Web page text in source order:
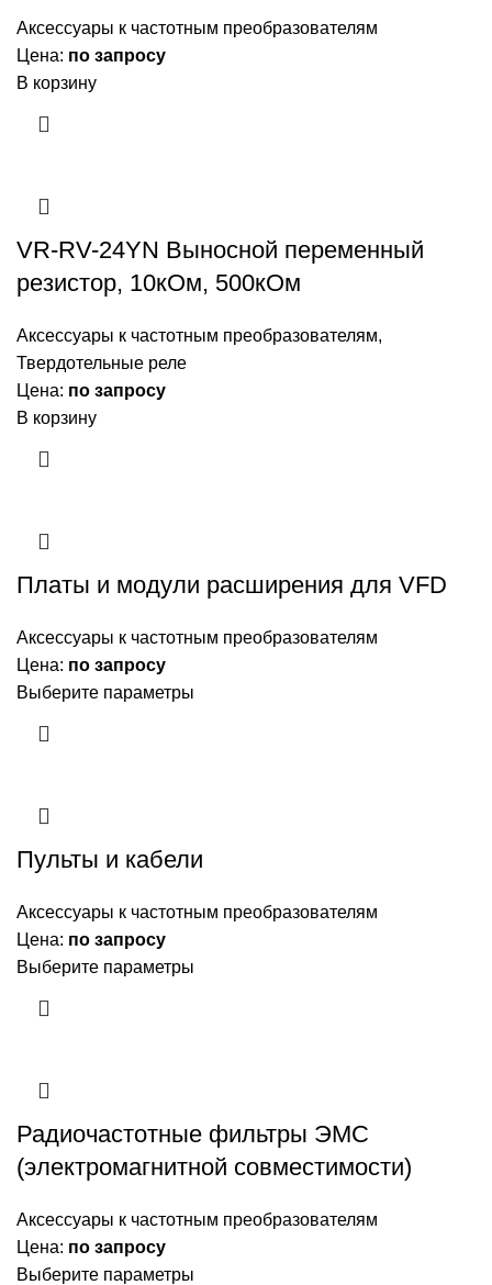
Аксессуары к частотным преобразователям
Цена: по запросу
В корзину
VR-RV-24YN Выносной переменный
резистор, 10кОм, 500кОм
Аксессуары к частотным преобразователям,
Твердотельные реле
Цена: по запросу
В корзину
Платы и модули расширения для VFD
Аксессуары к частотным преобразователям
Цена: по запросу
Выберите параметры
Пульты и кабели
Аксессуары к частотным преобразователям
Цена: по запросу
Выберите параметры
Радиочастотные фильтры ЭМС
(электромагнитной совместимости)
Аксессуары к частотным преобразователям
Цена: по запросу
Выберите параметры